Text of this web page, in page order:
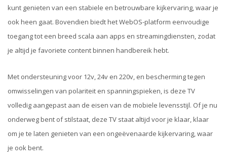
kunt genieten van een stabiele en betrouwbare kijkervaring, waar je
ook heen gaat. Bovendien biedt het WebOS-platform eenvoudige
toegang tot een breed scala aan apps en streamingdiensten, zodat
je altijd je favoriete content binnen handbereik hebt.
Met ondersteuning voor 12v, 24v en 220v, en bescherming tegen
omwisselingen van polariteit en spanningspieken, is deze TV
volledig aangepast aan de eisen van de mobiele levensstijl. Of je nu
onderweg bent of stilstaat, deze TV staat altijd voor je klaar, klaar
om je te laten genieten van een ongeëvenaarde kijkervaring, waar
je ook bent.